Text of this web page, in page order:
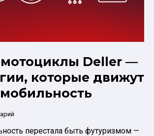
Deller —
которые движут
перестала быть футуризмом —